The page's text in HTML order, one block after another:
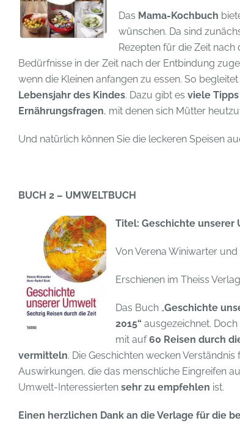
Das Mama-Kochbuch
wünschen. Da sind
Rezepten für die Zeit
Bedürfnisse in der Zeit nach der Entbindung
wenn die Kleinen anfangen zu essen. So begleitet
Lebensjahr des Kindes. Dazu gibt es viele
Ernährungsfragen, mit denen sich Mütter
Und natürlich können Sie die leckeren Speisen
BUCH 2 – UMWELTBUCH
Titel: Geschichte unserer
Von Verena Winiwarter
Erschienen im Theiss
Das Buch „Geschichte
2015“ ausgezeichnet.
mit auf60 Reisen durch
vermitteln. Die Geschichten wecken
Auswirkungen, die das menschliche Eingreifen
Umwelt-Interessierten sehr zu empfehlen ist.
Einen herzlichen Dank an die Verlage für die